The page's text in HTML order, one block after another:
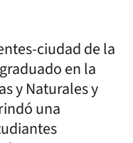
ciudad de la
en la
y Naturales y
una